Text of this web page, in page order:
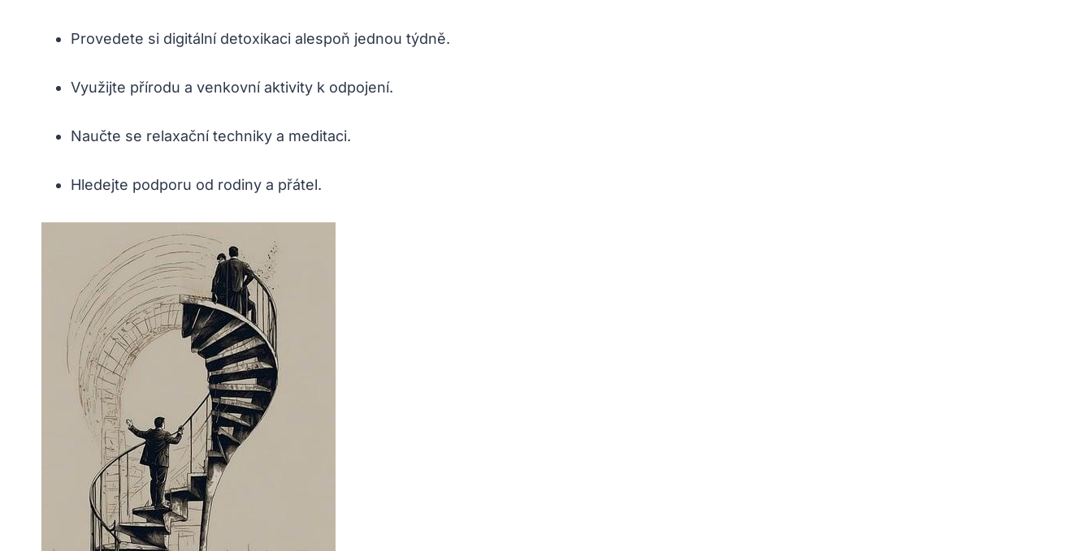
Provedete si digitální detoxikaci alespoň jednou týdně.
Využijte přírodu a venkovní aktivity k odpojení.
Naučte se relaxační techniky a meditaci.
Hledejte podporu od rodiny a přátel.